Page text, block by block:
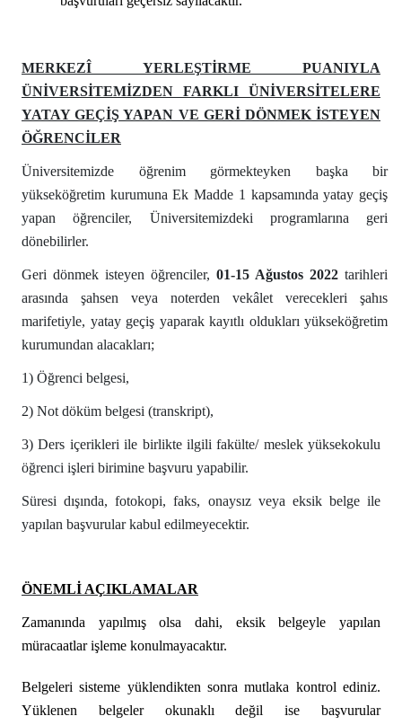
MERKEZÎ YERLEŞTİRME PUANIYLA
ÜNİVERSİTEMİZDEN FARKLI ÜNİVERSİTELERE
YATAY GEÇİŞ YAPAN VE GERİ DÖNMEK İSTEYEN
ÖĞRENCİLER
Üniversitemizde öğrenim görmekteyken başka bir
yükseköğretim kurumuna Ek Madde 1 kapsamında yatay geçiş
yapan öğrenciler, Üniversitemizdeki programlarına geri
dönebilirler.
Geri dönmek isteyen öğrenciler, 01-15 Ağustos 2022 tarihleri
arasında şahsen veya noterden vekâlet verecekleri şahıs
marifetiyle, yatay geçiş yaparak kayıtlı oldukları yükseköğretim
kurumundan alacakları;
1) Öğrenci belgesi,
2) Not döküm belgesi (transkript),
3) Ders içerikleri ile birlikte ilgili fakülte/ meslek yüksekokulu
öğrenci işleri birimine başvuru yapabilir.
Süresi dışında, fotokopi, faks, onaysız veya eksik belge ile
yapılan başvurular kabul edilmeyecektir.
ÖNEMLİ AÇIKLAMALAR
Zamanında yapılmış olsa dahi, eksik belgeyle yapılan
müracaatlar işleme konulmayacaktır.
Belgeleri sisteme yüklendikten sonra mutlaka kontrol ediniz.
Yüklenen belgeler okunaklı değil ise başvurular